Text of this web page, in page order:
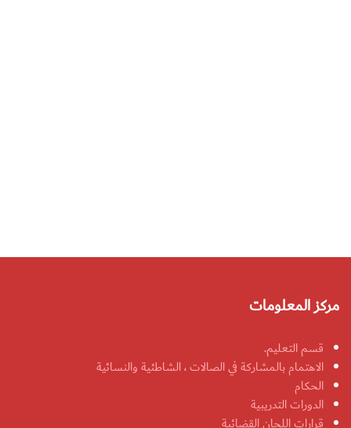
مركز المعلومات
قسم التعليم.
الاهتمام بالمشاركة في الصالات ، الشاطئية والنسائية
الحكام
الدورات التدريبية
قرارات اللجان القضائية